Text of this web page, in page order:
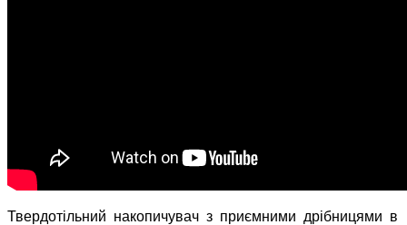
Твердотільний накопичувач з приємними дрібницями в